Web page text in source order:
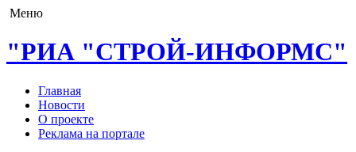
Меню
"РИА "СТРОЙ-ИНФОРМС"
Главная
Новости
О проекте
Реклама на портале